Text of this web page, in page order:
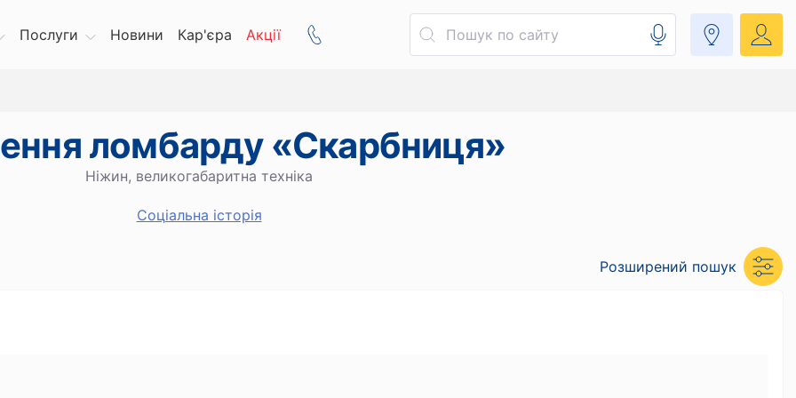
Послуги Новини Кар'єра Акції
ломбарду «Скарбниця»
Ніжин, великогабаритна техніка
Cоціальна історія
Розширений пошук